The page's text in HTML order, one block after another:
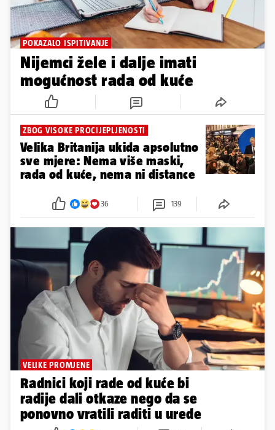
POKAZALO ISPITIVANJE
Nijemci žele i dalje imati
mogućnost rada od kuće
ZBOG VISOKE PROCIJEPLJENOSTI
Velika Britanija ukida apsolutno
sve mjere: Nema više maski,
rada od kuće, nema ni distance
36 139
VELIKE PROMJENE
Radnici koji rade od kuće bi
radije dali otkaze nego da se
ponovno vratili raditi u urede